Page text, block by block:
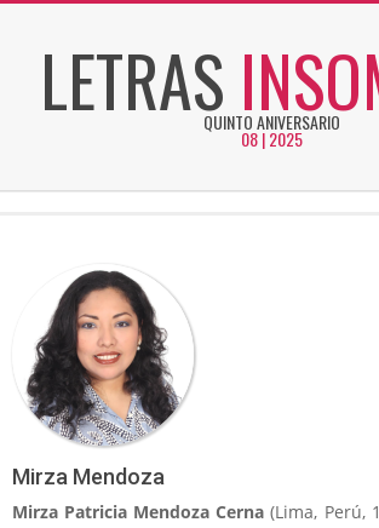
LETRASQUINTO ANIVERSARIO
08 | 2025
Mirza Mendoza
Mirza Patricia Mendoza Cerna (Lima, Perú,